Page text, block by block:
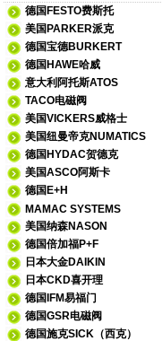
德国FESTO费斯托
美国PARKER派克
德国宝德BURKERT
德国HAWE哈威
意大利阿托斯ATOS
TACO电磁阀
美国VICKERS威格士
美国纽曼帝克NUMATICS
德国HYDAC贺德克
美国ASCO阿斯卡
德国E+H
MAMAC SYSTEMS
美国纳森NASON
德国倍加福P+F
日本大金DAIKIN
日本CKD喜开理
德国IFM易福门
德国GSR电磁阀
德国施克SICK（西克）